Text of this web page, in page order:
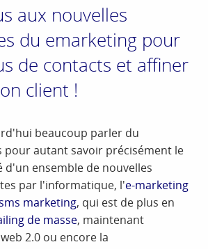
aux nouvelles
du emarketing pour
de contacts et affiner
client !
beaucoup parler du
pour autant savoir précisément le
d'un ensemble de nouvelles
par l'informatique, l'e-marketing
marketing, qui est de plus en
de masse, maintenant
2.0 ou encore la